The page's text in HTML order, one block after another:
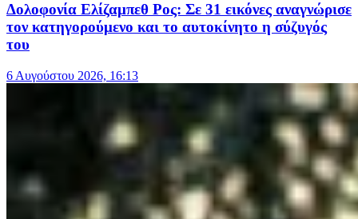
Δολοφονία Ελίζαμπεθ Ρος: Σε 31 εικόνες αναγνώρισε
τον κατηγορούμενο και το αυτοκίνητο η σύζυγός
του
6 Αυγούστου 2026, 16:13